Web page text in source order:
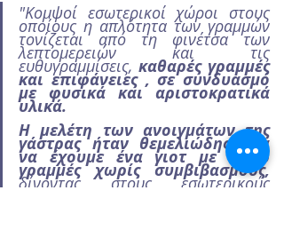
"Κομψοί εσωτερικοί χώροι στους
οποίους η απλότητα των γραμμών
τονίζεται από τη φινέτσα των
λεπτομερειών και τις
ευθυγραμμίσεις, καθαρές γραμμές
και επιφάνειες , σε συνδυασμό
με φυσικά και αριστοκρατικά
υλικά.
Η μελέτη των ανοιγμάτων της
γάστρας ήταν θεμελιώδης, για
να έχουμε ένα γιοτ με σπορ
γραμμές χωρίς συμβιβασμούς,
δίνοντας στους εσωτερικούς